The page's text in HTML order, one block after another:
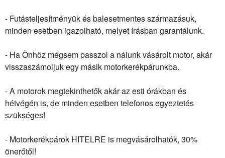
- Futásteljesítményük és balesetmentes származásuk,
minden esetben igazolható, melyet írásban garantálunk.
- Ha Önhöz mégsem passzol a nálunk vásárolt motor, akár
visszaszámoljuk egy másik motorkerékpárunkba.
- A motorok megtekinthetők akár az esti órákban és
hétvégén is, de minden esetben telefonos egyeztetés
szükséges!
- Motorkerékpárok HITELRE is megvásárolhatók, 30%
önerőtől!